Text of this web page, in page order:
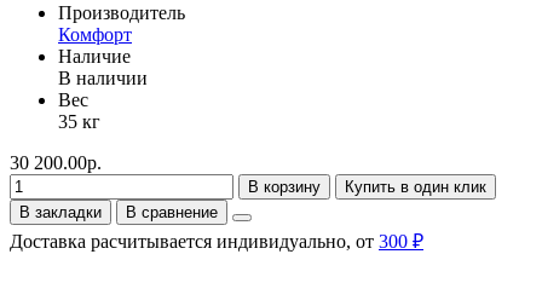
Производитель
Комфорт
Наличие
В наличии
Вес
35 кг
30 200.00р.
В корзину
Купить в один клик
В закладки
В сравнение
Доставка расчитывается индивидуально, от 300 ₽